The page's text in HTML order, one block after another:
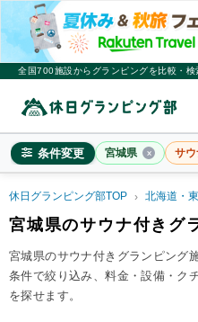
全国700施設からグランピングを比較・検
条件変更 宮城県 サ
料金目安 ※4名利用時の1名最安値
~20,000円/人
休日グランピング部TOP 北海道・
宮城県のサウナ付きグ
宮城県のサウナ付きグランピング
条件で絞り込み、料金・設備・ク
を探せます。